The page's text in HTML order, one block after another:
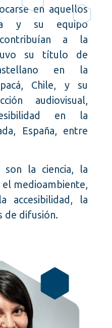
en aquellos
y su equipo
a la
su título de
en la
Chile, y su
audiovisual,
en la
España, entre
son la ciencia, la
medioambiente,
accesibilidad, la
de difusión.